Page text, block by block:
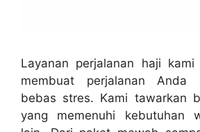
Layanan perjalanan haji
membuat perjalanan Anda
bebas stres. Kami tawarkan
yang memenuhi kebutuhan